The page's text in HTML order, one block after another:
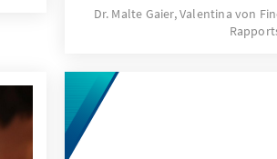
hinweg kam es lediglich
Protesten, die in ihrem
Kampagne politischen
Regierung aufzubauen,
Bildungsstand und
Dr. Malte Gaier, Valentina von